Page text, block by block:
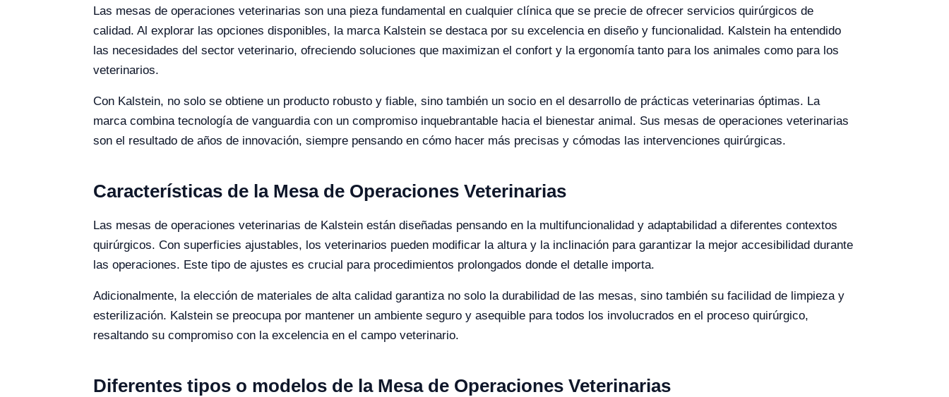
Las mesas de operaciones veterinarias son una pieza fundamental en cualquier clínica que se precie de ofrecer servicios quirúrgicos de
calidad. Al explorar las opciones disponibles, la marca Kalstein se destaca por su excelencia en diseño y funcionalidad. Kalstein ha entendido
las necesidades del sector veterinario, ofreciendo soluciones que maximizan el confort y la ergonomía tanto para los animales como para los
veterinarios.
Con Kalstein, no solo se obtiene un producto robusto y fiable, sino también un socio en el desarrollo de prácticas veterinarias óptimas. La
marca combina tecnología de vanguardia con un compromiso inquebrantable hacia el bienestar animal. Sus mesas de operaciones veterinarias
son el resultado de años de innovación, siempre pensando en cómo hacer más precisas y cómodas las intervenciones quirúrgicas.
Características de la Mesa de Operaciones Veterinarias
Las mesas de operaciones veterinarias de Kalstein están diseñadas pensando en la multifuncionalidad y adaptabilidad a diferentes contextos
quirúrgicos. Con superficies ajustables, los veterinarios pueden modificar la altura y la inclinación para garantizar la mejor accesibilidad durante
las operaciones. Este tipo de ajustes es crucial para procedimientos prolongados donde el detalle importa.
Adicionalmente, la elección de materiales de alta calidad garantiza no solo la durabilidad de las mesas, sino también su facilidad de limpieza y
esterilización. Kalstein se preocupa por mantener un ambiente seguro y asequible para todos los involucrados en el proceso quirúrgico,
resaltando su compromiso con la excelencia en el campo veterinario.
Diferentes tipos o modelos de la Mesa de Operaciones Veterinarias